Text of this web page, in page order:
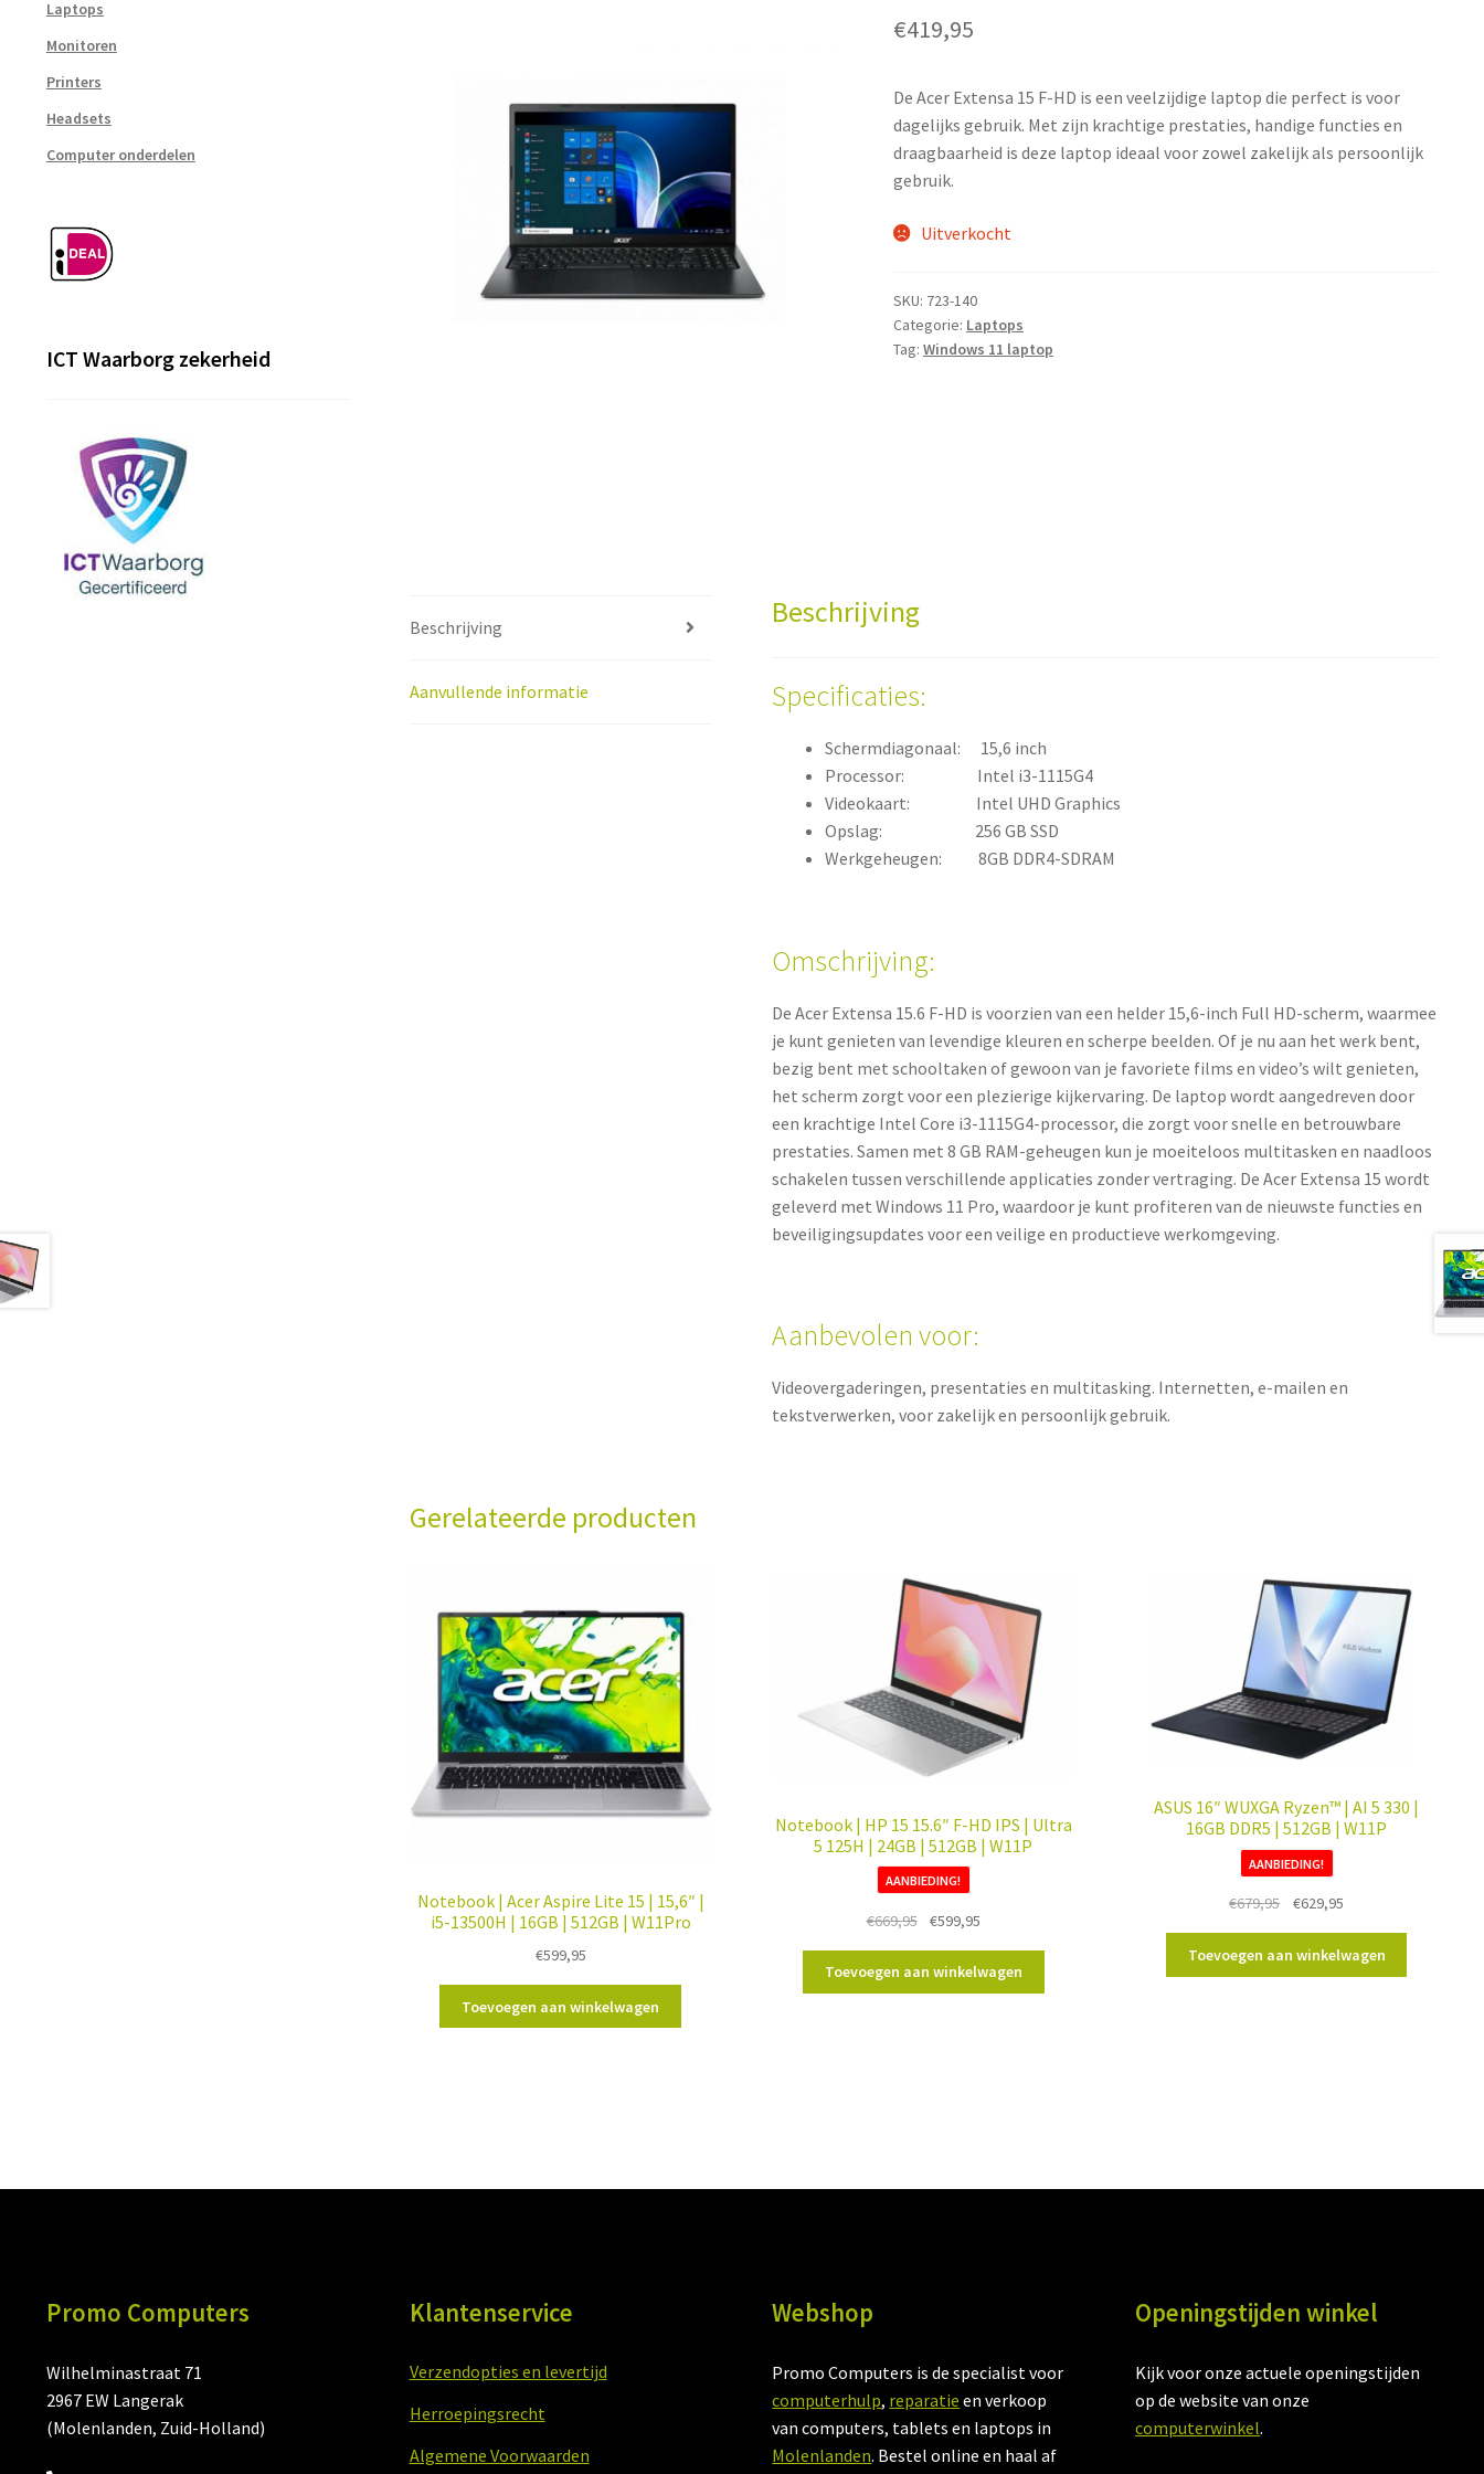
€419,95
De Acer Extensa 15 F-HD is een veelzijdige laptop die perfect is voor
dagelijks gebruik. Met zijn krachtige prestaties, handige functies en
draagbaarheid is deze laptop ideaal voor zowel zakelijk als persoonlijk
gebruik.
Uitverkocht
SKU: 723-140
Categorie: Laptops
Tag: Windows 11 laptop
Beschrijving
Aanvullende informatie
Beschrijving
Specificaties:
Schermdiagonaal: 15,6 inch
Processor: Intel i3-1115G4
Videokaart: Intel UHD Graphics
Opslag: 256 GB SSD
Werkgeheugen: 8GB DDR4-SDRAM
Omschrijving:
De Acer Extensa 15.6 F-HD is voorzien van een helder 15,6-inch Full HD-scherm, waarmee
je kunt genieten van levendige kleuren en scherpe beelden. Of je nu aan het werk bent,
bezig bent met schooltaken of gewoon van je favoriete films en video’s wilt genieten,
het scherm zorgt voor een plezierige kijkervaring. De laptop wordt aangedreven door
een krachtige Intel Core i3-1115G4-processor, die zorgt voor snelle en betrouwbare
prestaties. Samen met 8 GB RAM-geheugen kun je moeiteloos multitasken en naadloos
schakelen tussen verschillende applicaties zonder vertraging. De Acer Extensa 15 wordt
geleverd met Windows 11 Pro, waardoor je kunt profiteren van de nieuwste functies en
beveiligingsupdates voor een veilige en productieve werkomgeving.
Aanbevolen voor:
Videovergaderingen, presentaties en multitasking. Internetten, e-mailen en
tekstverwerken, voor zakelijk en persoonlijk gebruik.
Gerelateerde producten
Notebook | Acer Aspire Lite 15 | 15,6″ |
i5-13500H | 16GB | 512GB | W11Pro
€599,95
Toevoegen aan winkelwagen
Notebook | HP 15 15.6″ F-HD IPS | Ultra
5 125H | 24GB | 512GB | W11P
AANBIEDING!
€669,95
Oorspronkelijke
was:
€669,95.
€599,95
is:
€599,95.
Toevoegen aan winkelwagen
ASUS 16″ WUXGA Ryzen™ | AI 5 330 |
16GB DDR5 | 512GB | W11P
AANBIEDING!
€679,95
Oorspronkelijke
was:
€679,95.
€629,95Huidige
is:
€629,95.
Toevoegen aan winkelwagen
Laptops
Monitoren
Printers
Headsets
Computer onderdelen
ICT Waarborg zekerheid
Promo Computers
Wilhelminastraat 71
2967 EW Langerak
(Molenlanden, Zuid-Holland)
Klantenservice
Verzendopties en levertijd
Herroepingsrecht
Algemene Voorwaarden
Webshop
Promo Computers is de specialist voor
computerhulp, reparatie en verkoop
van computers, tablets en laptops in
Molenlanden. Bestel online en haal af
Openingstijden winkel
Kijk voor onze actuele openingstijden
op de website van onze
computerwinkel.